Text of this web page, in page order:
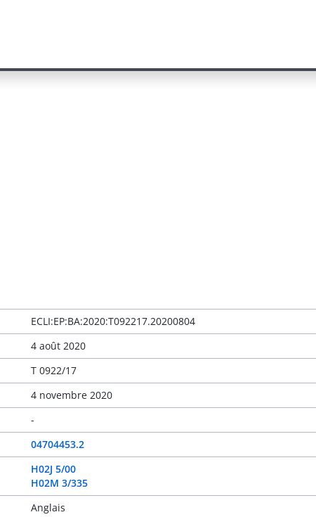
ECLI:EP:BA:2020:T092217.20200804
4 août 2020
T 0922/17
4 novembre 2020
-
04704453.2
H02J 5/00
H02M 3/335
Anglais